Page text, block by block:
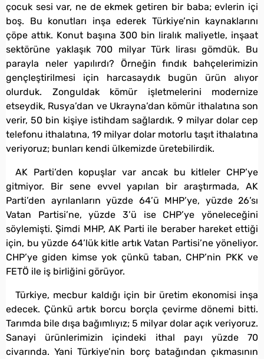
çocuk sesi var, ne de ekmek getiren bir baba; evlerin içi
boş. Bu konutları inşa ederek Türkiye’nin kaynaklarını
çöpe attık. Konut başına 300 bin liralık maliyetle, inşaat
sektörüne yaklaşık 700 milyar Türk lirası gömdük. Bu
parayla neler yapılırdı? Örneğin fındık bahçelerimizin
gençleştirilmesi için harcasaydık bugün ürün alıyor
olurduk. Zonguldak kömür işletmelerini modernize
etseydik, Rusya’dan ve Ukrayna’dan kömür ithalatına son
verir, 50 bin kişiye istihdam sağlardık. 9 milyar dolar cep
telefonu ithalatına, 19 milyar dolar motorlu taşıt ithalatına
veriyoruz; bunları kendi ülkemizde üretebilirdik.
AK Parti’den kopuşlar var ancak bu kitleler CHP’ye
gitmiyor. Bir sene evvel yapılan bir araştırmada, AK
Parti’den ayrılanların yüzde 64’ü MHP’ye, yüzde 26’sı
Vatan Partisi’ne, yüzde 3’ü ise CHP’ye yöneleceğini
söylemişti. Şimdi MHP, AK Parti ile beraber hareket ettiği
için, bu yüzde 64’lük kitle artık Vatan Partisi’ne yöneliyor.
CHP’ye giden kimse yok çünkü taban, CHP’nin PKK ve
FETÖ ile iş birliğini görüyor.
Türkiye, mecbur kaldığı için bir üretim ekonomisi inşa
edecek. Çünkü artık borcu borçla çevirme dönemi bitti.
Tarımda bile dışa bağımlıyız; 5 milyar dolar açık veriyoruz.
Sanayi ürünlerimizin içindeki ithal payı yüzde 70
civarında. Yani Türkiye’nin borç batağından çıkmasının